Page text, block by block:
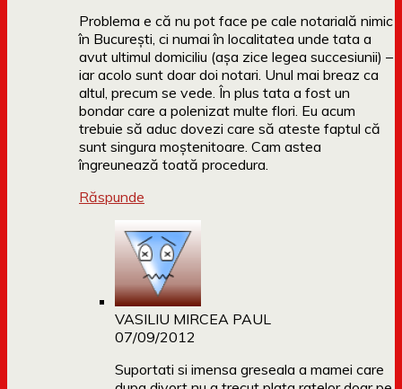
Problema e că nu pot face pe cale notarială nimic
în București, ci numai în localitatea unde tata a
avut ultimul domiciliu (așa zice legea succesiunii) –
iar acolo sunt doar doi notari. Unul mai breaz ca
altul, precum se vede. În plus tata a fost un
bondar care a polenizat multe flori. Eu acum
trebuie să aduc dovezi care să ateste faptul că
sunt singura moștenitoare. Cam astea
îngreunează toată procedura.
Răspunde
VASILIU MIRCEA PAUL
07/09/2012
Suportati si imensa greseala a mamei care